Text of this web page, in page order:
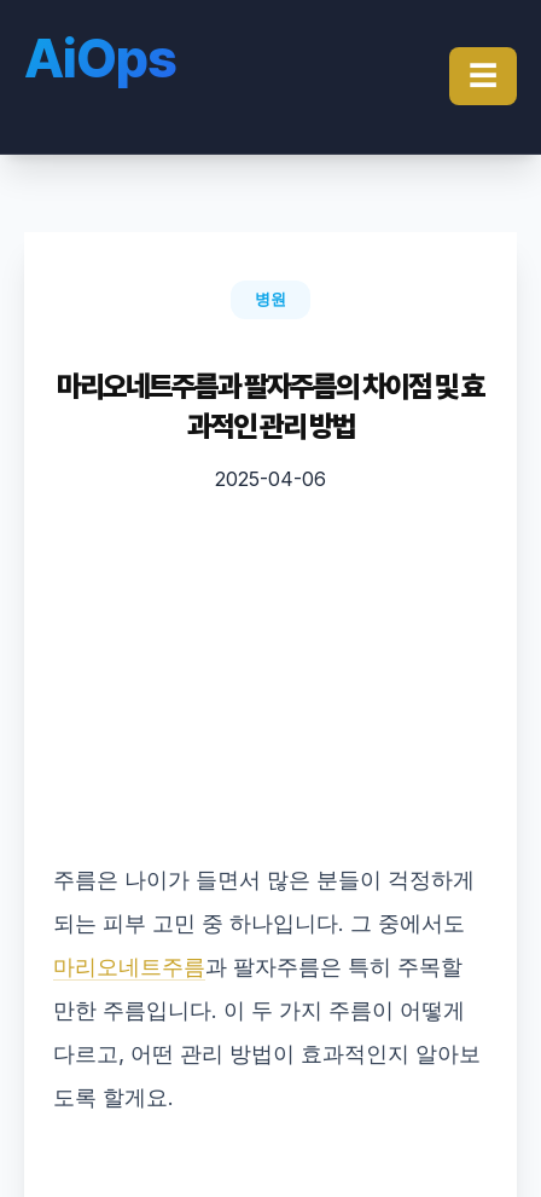
AiOps ☰
병원
마리오네트주름과 팔자주름의 차이점 및 효
과적인 관리 방법
2025-04-06
주름은 나이가 들면서 많은 분들이 걱정하게
되는 피부 고민 중 하나입니다. 그 중에서도
마리오네트주름과 팔자주름은 특히 주목할
만한 주름입니다. 이 두 가지 주름이 어떻게
다르고, 어떤 관리 방법이 효과적인지 알아보
도록 할게요.